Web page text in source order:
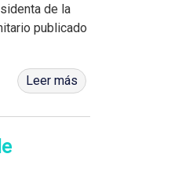
de la
publicado
Leer más